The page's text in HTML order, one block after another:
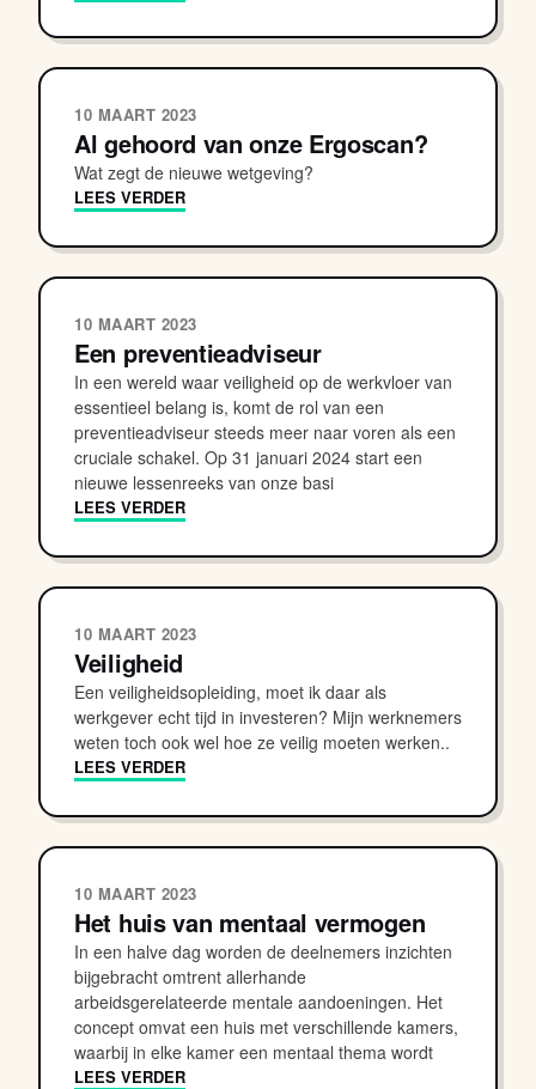
10 MAART 2023
Al gehoord van onze Ergoscan?
Wat zegt de nieuwe wetgeving?
LEES VERDER
10 MAART 2023
Een preventieadviseur
In een wereld waar veiligheid op de werkvloer van
essentieel belang is, komt de rol van een
preventieadviseur steeds meer naar voren als een
cruciale schakel. Op 31 januari 2024 start een
nieuwe lessenreeks van onze basi
LEES VERDER
10 MAART 2023
Veiligheid
Een veiligheidsopleiding, moet ik daar als
werkgever echt tijd in investeren? Mijn werknemers
weten toch ook wel hoe ze veilig moeten werken..
LEES VERDER
10 MAART 2023
Het huis van mentaal vermogen
In een halve dag worden de deelnemers inzichten
bijgebracht omtrent allerhande
arbeidsgerelateerde mentale aandoeningen. Het
concept omvat een huis met verschillende kamers,
waarbij in elke kamer een mentaal thema wordt
LEES VERDER